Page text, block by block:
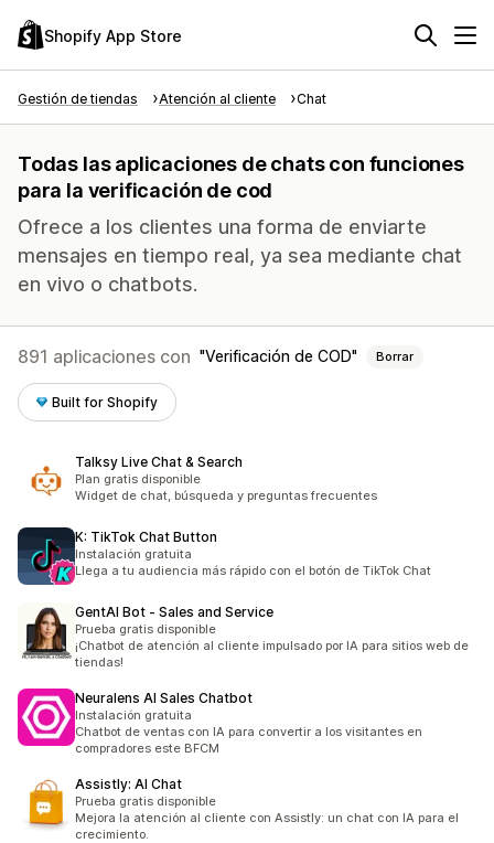
Shopify App Store
Gestión de tiendas Atención al cliente Chat
Todas las aplicaciones de chats con funciones
para la verificación de cod
Ofrece a los clientes una forma de enviarte
mensajes en tiempo real, ya sea mediante chat
en vivo o chatbots.
891 aplicaciones con Verificación de COD Borrar
Built for Shopify
Talksy Live Chat & Search
Plan gratis disponible
Widget de chat, búsqueda y preguntas frecuentes
K: TikTok Chat Button
Instalación gratuita
Llega a tu audiencia más rápido con el botón de TikTok Chat
GentAI Bot ‑ Sales and Service
Prueba gratis disponible
¡Chatbot de atención al cliente impulsado por IA para sitios web de
tiendas!
Neuralens AI Sales Chatbot
Instalación gratuita
Chatbot de ventas con IA para convertir a los visitantes en
compradores este BFCM
Assistly: AI Chat
Prueba gratis disponible
Mejora la atención al cliente con Assistly: un chat con IA para el
crecimiento.